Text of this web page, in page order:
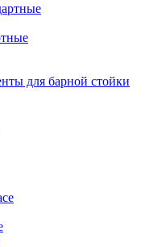
для барной стойки